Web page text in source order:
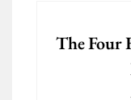
The Four